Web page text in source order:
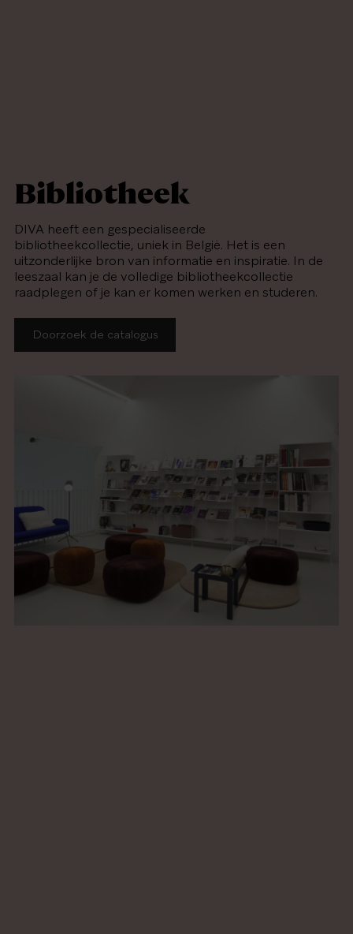
Bibliotheek
DIVA heeft een gespecialiseerde
bibliotheekcollectie, uniek in België. Het is een
uitzonderlijke bron van informatie en inspiratie. In de
leeszaal kan je de volledige bibliotheekcollectie
raadplegen of je kan er komen werken en studeren.
Doorzoek de catalogus